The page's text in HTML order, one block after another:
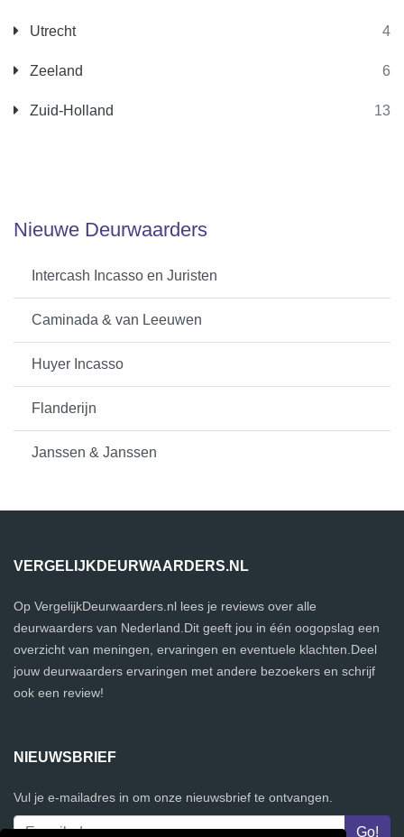
Utrecht 4
Zeeland 6
Zuid-Holland 13
Nieuwe Deurwaarders
Intercash Incasso en Juristen
Caminada & van Leeuwen
Huyer Incasso
Flanderijn
Janssen & Janssen
VERGELIJKDEURWAARDERS.NL
Op VergelijkDeurwaarders.nl lees je reviews over alle
deurwaarders van Nederland.Dit geeft jou in één oogopslag een
overzicht van meningen, ervaringen en eventuele klachten.Deel
jouw deurwaarders ervaringen met andere bezoekers en schrijf
ook een review!
NIEUWSBRIEF
Vul je e-mailadres in om onze nieuwsbrief te ontvangen.